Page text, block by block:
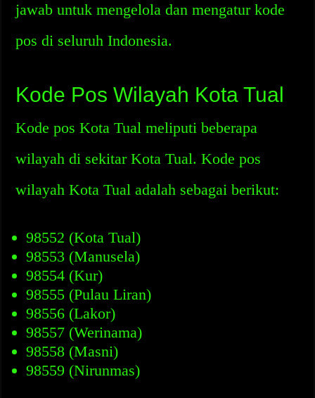
jawab untuk mengelola dan mengatur kode
pos di seluruh Indonesia.
Kode Pos Wilayah Kota Tual
Kode pos Kota Tual meliputi beberapa
wilayah di sekitar Kota Tual. Kode pos
wilayah Kota Tual adalah sebagai berikut:
98552 (Kota Tual)
98553 (Manusela)
98554 (Kur)
98555 (Pulau Liran)
98556 (Lakor)
98557 (Werinama)
98558 (Masni)
98559 (Nirunmas)